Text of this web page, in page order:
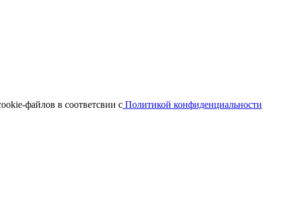
файлов в соответсвии с Политикой конфиденциальности